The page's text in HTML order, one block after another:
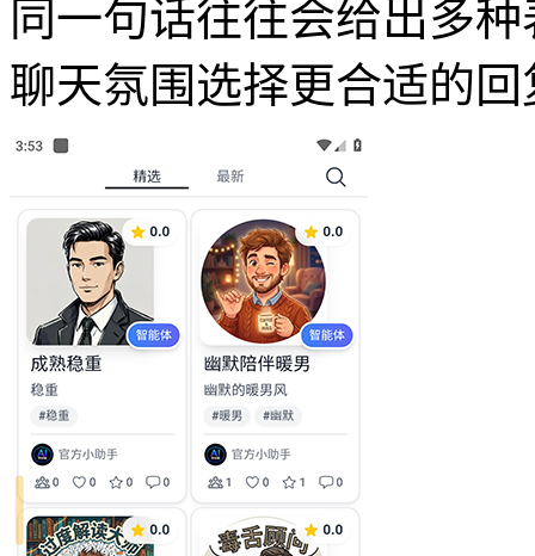
同一句话往往会给出多
聊天氛围选择更合适的回